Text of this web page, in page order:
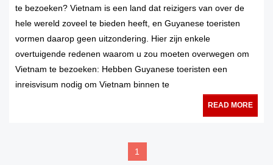
te bezoeken? Vietnam is een land dat reizigers van over de
hele wereld zoveel te bieden heeft, en Guyanese toeristen
vormen daarop geen uitzondering. Hier zijn enkele
overtuigende redenen waarom u zou moeten overwegen om
Vietnam te bezoeken: Hebben Guyanese toeristen een
inreisvisum nodig om Vietnam binnen te
READ MORE
1